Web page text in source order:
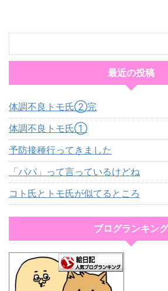
最近の投稿
体調不良トモ氏②完
体調不良トモ氏①
予防接種行ってきました
「パパ」って言っているけどね
コト氏とトモ氏が似てるところ
ブログランキング